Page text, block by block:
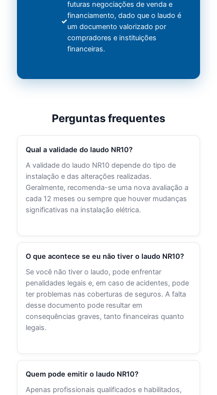
futuras negociações de venda e
financiamento, dado que o laudo é
um documento valorizado por
compradores e instituições
financeiras.
Perguntas frequentes
Qual a validade do laudo NR10?
A validade do laudo NR10 depende do tipo de
instalação e das alterações realizadas.
Geralmente, recomenda-se uma nova avaliação a
cada 12 meses ou sempre que houver mudanças
significativas na instalação elétrica.
O que acontece se eu não tiver o laudo NR10?
Se você não tiver o laudo, pode enfrentar
penalidades legais e, em caso de acidentes, pode
ter problemas nas coberturas de seguros. A falta
desse documento pode resultar em
consequências graves, tanto financeiras quanto
legais.
Quem pode emitir o laudo NR10?
Apenas profissionais qualificados e habilitados,